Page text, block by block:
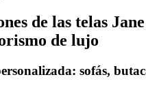
de las telas
de lujo
sofás,